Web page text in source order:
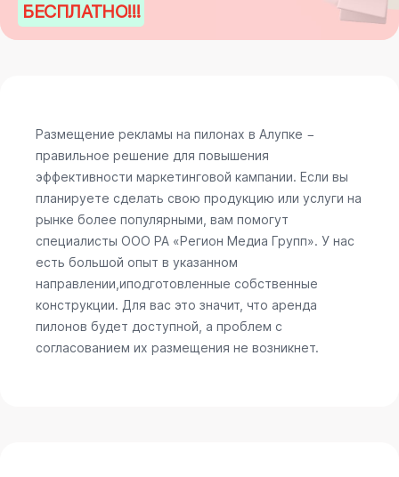
БЕСПЛАТНО!!!
Размещение рекламы на пилонах в Алупке −
правильное решение для повышения
эффективности маркетинговой кампании. Если вы
планируете сделать свою продукцию или услуги на
рынке более популярными, вам помогут
специалисты ООО РА «Регион Медиа Групп». У нас
есть большой опыт в указанном
направлении,иподготовленные собственные
конструкции. Для вас это значит, что аренда
пилонов будет доступной, а проблем с
согласованием их размещения не возникнет.